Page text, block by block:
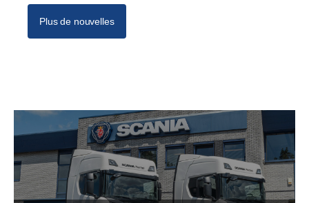
Plus de nouvelles